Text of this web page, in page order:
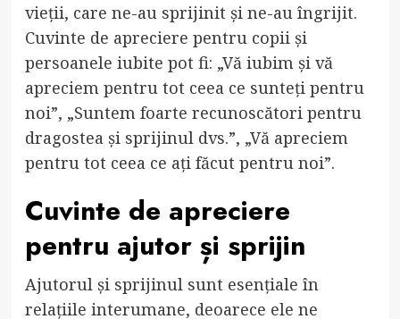
vieții, care ne-au sprijinit și ne-au îngrijit.
Cuvinte de apreciere pentru copii și
persoanele iubite pot fi: „Vă iubim și vă
apreciem pentru tot ceea ce sunteți pentru
noi”, „Suntem foarte recunoscători pentru
dragostea și sprijinul dvs.”, „Vă apreciem
pentru tot ceea ce ați făcut pentru noi”.
Cuvinte de apreciere
pentru ajutor și sprijin
Ajutorul și sprijinul sunt esențiale în
relațiile interumane, deoarece ele ne